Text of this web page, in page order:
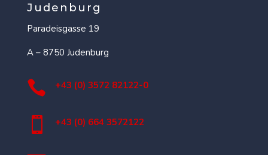
Judenburg
Paradeisgasse 19
A – 8750 Judenburg
 +43 (0) 3572 82122-0
 +43 (0) 664 3572122